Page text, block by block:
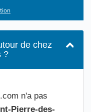
de chez
?
n'a pas
Pierre-des-